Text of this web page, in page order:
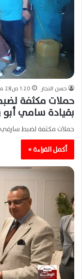
حسن النجار 1:20 ص28 مايو، 2025
حملات مكثفة
بقيادة سامي أبو
حملات مكثفة لضبط سارقي
أكمل القراءة »